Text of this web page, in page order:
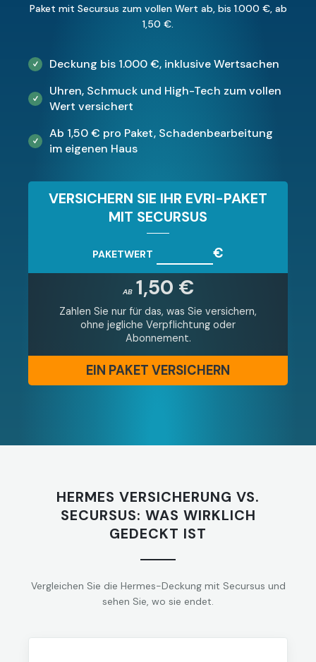
Konditionen
Paket mit Secursus zum vollen Wert ab, bis 1.000 €, ab
1,50 €.
Deckung bis 1.000 €, inklusive Wertsachen
Uhren, Schmuck und High-Tech zum vollen
Wert versichert
Ab 1,50 € pro Paket, Schadenbearbeitung
im eigenen Haus
VERSICHERN SIE IHR EVRI-PAKET
MIT SECURSUS
PAKETWERT €
AB 1,50 €
Zahlen Sie nur für das, was Sie versichern,
ohne jegliche Verpflichtung oder
Abonnement.
EIN PAKET VERSICHERN
HERMES VERSICHERUNG VS.
SECURSUS: WAS WIRKLICH
GEDECKT IST
Vergleichen Sie die Hermes-Deckung mit Secursus und
sehen Sie, wo sie endet.